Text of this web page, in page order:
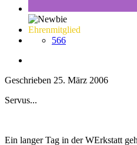
Ehrenmitglied
566
Geschrieben 25. März 2006
Servus...
Ein langer Tag in der WErkstatt